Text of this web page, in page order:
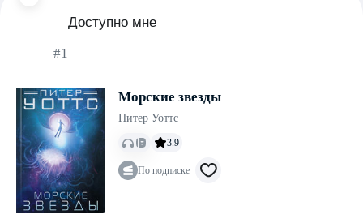
Доступно мне
#1
Морские звезды
Питер Уоттс
3.9
По подписке